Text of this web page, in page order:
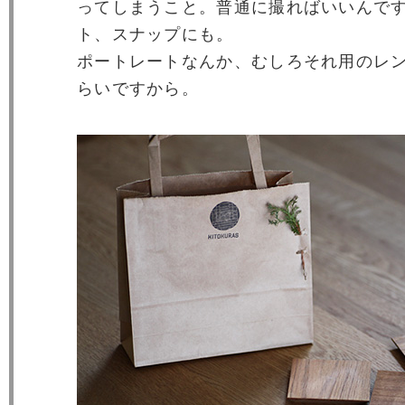
ってしまうこと。普通に撮ればいいんで
ト、スナップにも。
ポートレートなんか、むしろそれ用のレ
らいですから。